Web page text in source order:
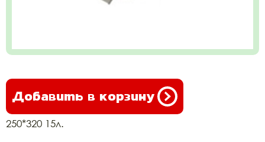
Добавить в корзину
250*320 15л.